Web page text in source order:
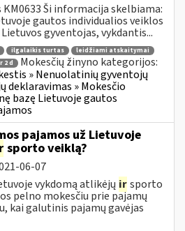
Ši informacija skelbiama:
gautos individualios veiklos
gyventojas, vykdantis...
ilgalaikis turtas
leidžiami atskaitymai
2 d
Mokesčių žinyno kategorijos:
» Nenuolatinių gyventojų
deklaravimas » Mokesčio
bazę Lietuvoje gautos
pajamos už Lietuvoje
sporto veiklą?
06-07
vykdomą atlikėjų irsporto
pelno mokesčiu prie pajamų
kai galutinis pajamų gavėjas